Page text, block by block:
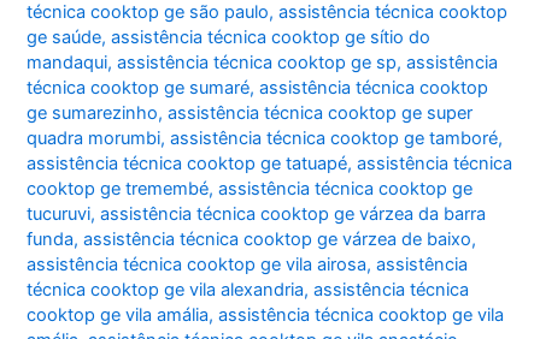
técnica cooktop ge são paulo,assistência técnica cooktop
ge saúde,assistência técnica cooktop ge sítio do
mandaqui,assistência técnica cooktop ge sp,assistência
técnica cooktop ge sumaré,assistência técnica cooktop
ge sumarezinho,assistência técnica cooktop ge super
quadra morumbi,assistência técnica cooktop ge tamboré,
assistência técnica cooktop ge tatuapé,assistência técnica
cooktop ge tremembé,assistência técnica cooktop ge
tucuruvi,assistência técnica cooktop ge várzea da barra
funda,assistência técnica cooktop ge várzea de baixo,
assistência técnica cooktop ge vila airosa,assistência
técnica cooktop ge vila alexandria,assistência técnica
cooktop ge vila amália,assistência técnica cooktop ge vila